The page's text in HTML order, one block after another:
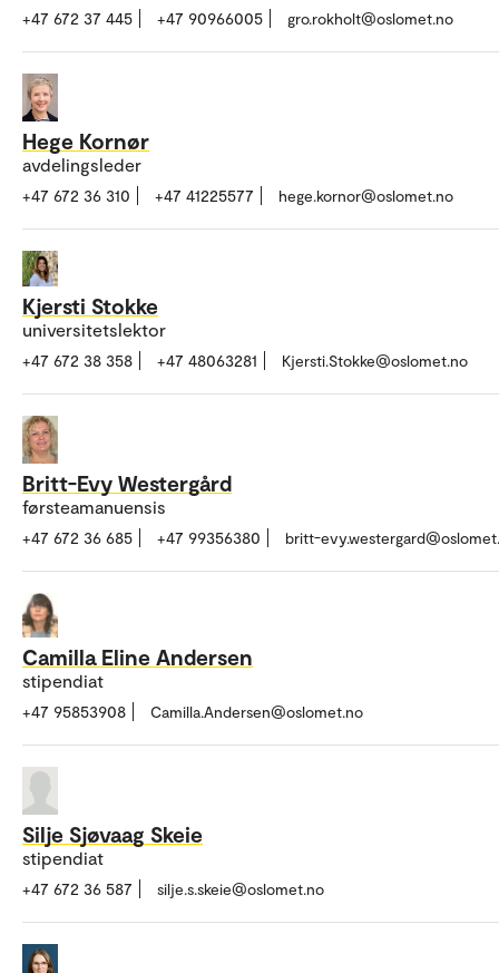
+47 672 37 445 +47 90966005 gro.rokholt@oslomet.no
Hege Kornør
avdelingsleder
+47 672 36 310 +47 41225577 hege.kornor@oslomet.no
Kjersti Stokke
universitetslektor
+47 672 38 358 +47 48063281 Kjersti.Stokke@oslomet.no
Britt-Evy Westergård
førsteamanuensis
+47 672 36 685 +47 99356380 britt-
Camilla Eline Andersen
stipendiat
+47 95853908 Camilla.Andersen@oslomet.no
Silje Sjøvaag Skeie
stipendiat
+47 672 36 587 silje.s.skeie@oslomet.no